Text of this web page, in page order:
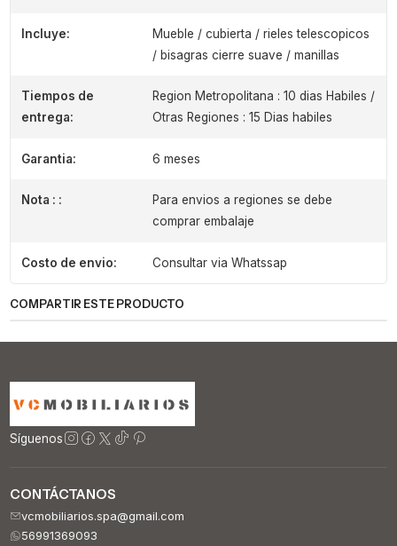
Incluye:
Mueble / cubierta / rieles telescopicos
/ bisagras cierre suave / manillas
Tiempos de
entrega:
Region Metropolitana : 10 dias Habiles /
Otras Regiones : 15 Dias habiles
Garantia: 6 meses
Nota : :
Para envios a regiones se debe
comprar embalaje
Costo de envio: Consultar via Whatssap
COMPARTIR ESTE PRODUCTO
Síguenos
CONTÁCTANOS
vcmobiliarios.spa@gmail.com
56991369093